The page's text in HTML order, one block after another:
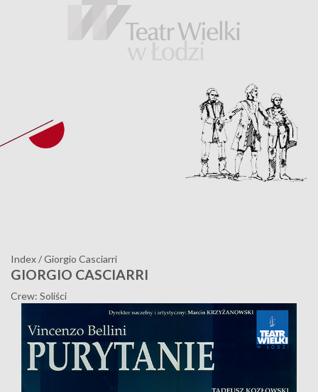
Index/Giorgio Casciarri
GIORGIO CASCIARRI
Crew: Soliści